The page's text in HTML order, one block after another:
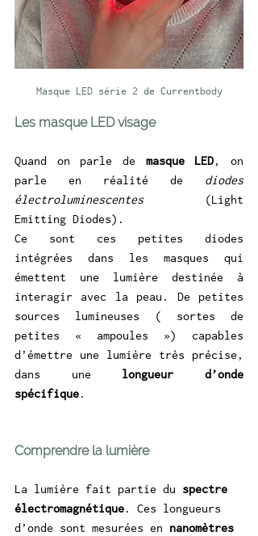
Masque LED série 2 de Currentbody
Les masque LED visage
Quand on parle de masque LED, on
parle en réalité de diodes
électroluminescentes (Light
Emitting Diodes).
Ce sont ces petites diodes
intégrées dans les masques qui
émettent une lumière destinée à
interagir avec la peau. De petites
sources lumineuses ( sortes de
petites « ampoules ») capables
d’émettre une lumière très précise,
dans une longueur d’onde
spécifique.
Comprendre la lumière
La lumière fait partie du spectre
électromagnétique. Ces longueurs
d’onde sont mesurées en nanomètres